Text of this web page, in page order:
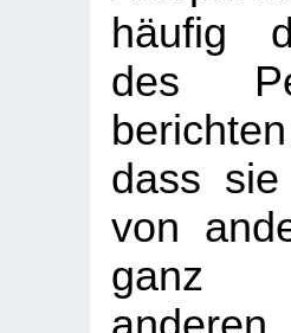
häufig
des
dass
von
ganz